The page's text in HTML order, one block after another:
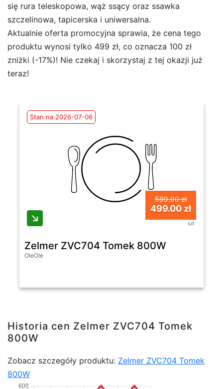
się rura teleskopowa, wąż ssący oraz ssawka
szczelinowa, tapicerska i uniwersalna.
Aktualnie oferta promocyjna sprawia, że cena tego
produktu wynosi tylko 499 zł, co oznacza 100 zł
zniżki (-17%)! Nie czekaj i skorzystaj z tej okazji już
teraz!
Stan na 2026-07-06
599.00 zł
499.00 zł
szt
Zelmer ZVC704 Tomek 800W
OleOle
Historia cen Zelmer ZVC704 Tomek
800W
Zobacz szczegóły produktu: Zelmer ZVC704 Tomek
800W